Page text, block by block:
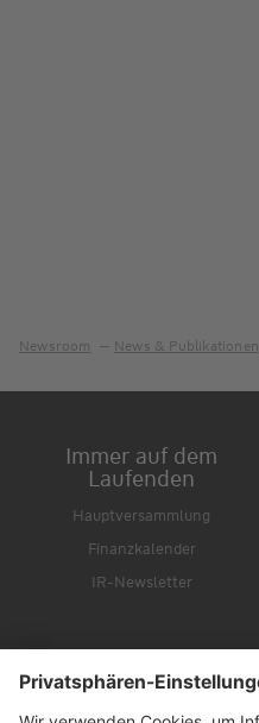
Newsroom News & Publikationen
Immer auf dem
Laufenden
Hauptversammlung
Finanzkalender
IR-Newsletter